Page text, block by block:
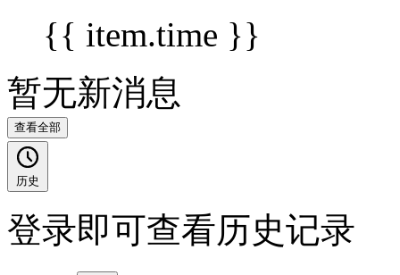
{{ item.time }}
暂无新消息
查看全部
历史
登录即可查看历史记录